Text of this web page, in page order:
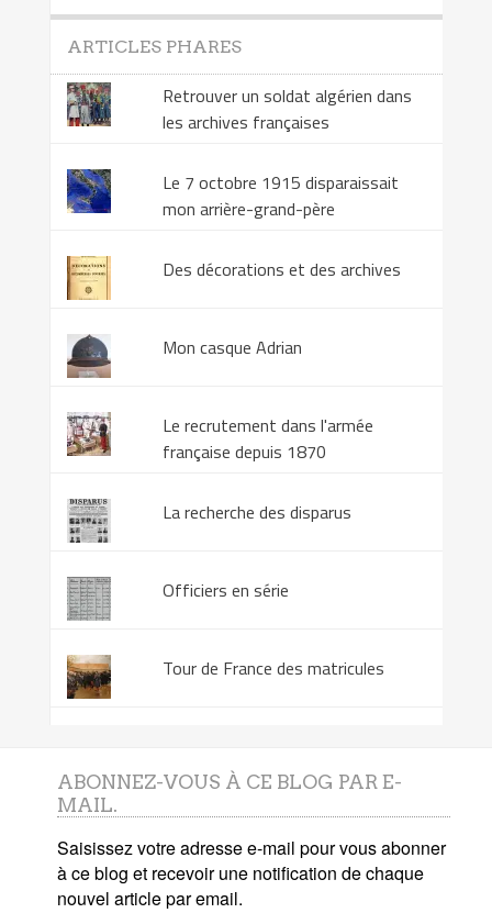
ARTICLES PHARES
Retrouver un soldat algérien dans
les archives françaises
Le 7 octobre 1915 disparaissait
mon arrière-grand-père
Des décorations et des archives
Mon casque Adrian
Le recrutement dans l'armée
française depuis 1870
La recherche des disparus
Officiers en série
Tour de France des matricules
ABONNEZ-VOUS À CE BLOG PAR E-
MAIL.
Saisissez votre adresse e-mail pour vous abonner
à ce blog et recevoir une notification de chaque
nouvel article par email.